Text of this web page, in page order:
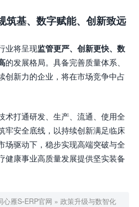
筑基、数字赋能、创新致远
业将呈现监管更严、创新更快、数
的发展格局。具备完善质量体系、
创新力的企业，将在市场竞争中占
术打通研发、生产、流通、使用全
牢安全底线，以持续创新满足临床
场驱动下，稳步实现高端突破与全
健康事业高质量发展提供坚实装备
心雁S-ERP官网 » 政策升级与数智化